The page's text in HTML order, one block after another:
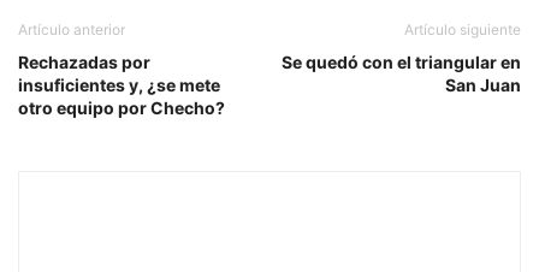
Artículo anterior
Rechazadas por
insuficientes y, ¿se mete
otro equipo por Checho?
Artículo siguiente
Se quedó con el triangular en
San Juan